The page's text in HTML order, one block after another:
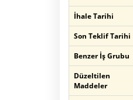
İhale Tarihi
Son Teklif Tarihi
Benzer İş Grubu
Düzeltilen
Maddeler